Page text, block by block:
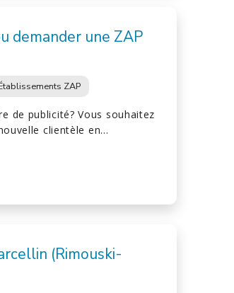
demander une ZAP
ZAP
de publicité? Vous souhaitez
clientèle en…
(Rimouski-